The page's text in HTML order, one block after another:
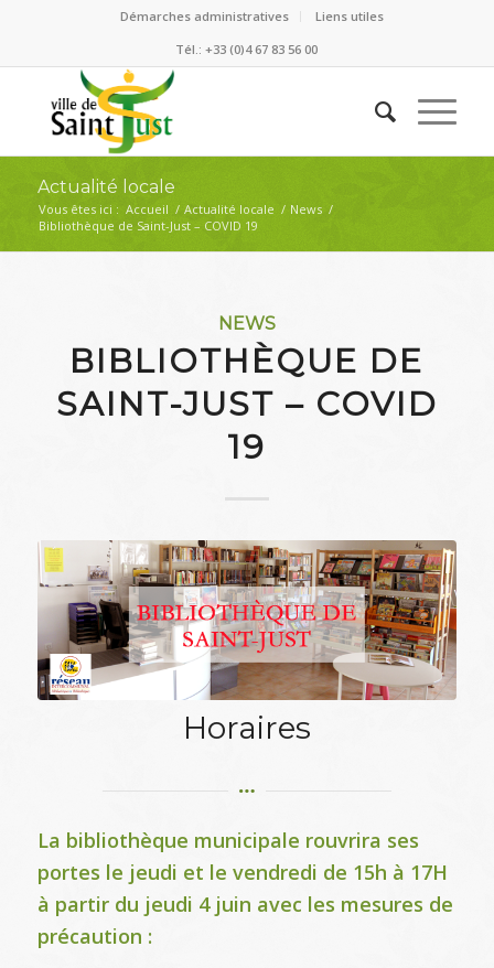
Démarches administratives
Liens utiles
Tél.: +33 (0)4 67 83 56 00
Actualité locale
Vous êtes ici : Accueil / Actualité locale / News /
Bibliothèque de Saint-Just – COVID 19
NEWS
BIBLIOTHÈQUE DE
SAINT-JUST – COVID
19
Horaires
La bibliothèque municipale rouvrira ses
portes le jeudi et le vendredi de 15h à 17H
à partir du jeudi 4 juin avec les mesures de
précaution :